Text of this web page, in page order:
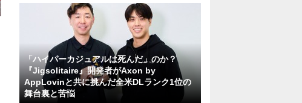
「ハイパーカジュアルは死んだ」のか？
『Jigsolitaire』開発者がAxon by
AppLovinと共に挑んだ全米DLランク1位の
舞台裏と苦悩